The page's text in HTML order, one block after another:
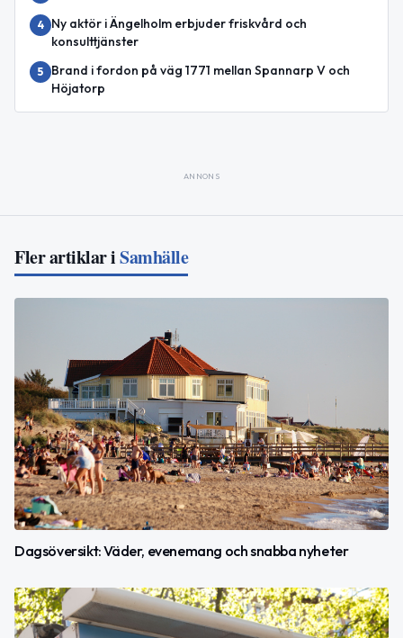
4
Ny aktör i Ängelholm erbjuder friskvård och
konsulttjänster
5
Brand i fordon på väg 1771 mellan Spannarp V och
Höjatorp
ANNONS
Fler artiklar iSamhälle
Dagsöversikt: Väder, evenemang och snabba nyheter